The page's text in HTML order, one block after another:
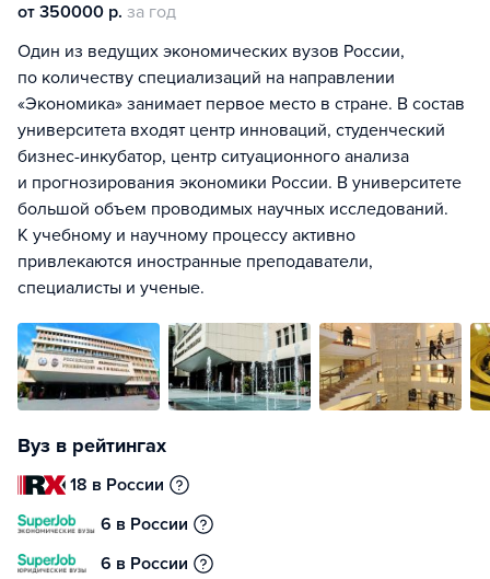
от 350000 р. за год
Один из ведущих экономических вузов России,
по количеству специализаций на направлении
«Экономика» занимает первое место в стране. В состав
университета входят центр инноваций, студенческий
бизнес-инкубатор, центр ситуационного анализа
и прогнозирования экономики России. В университете
большой объем проводимых научных исследований.
К учебному и научному процессу активно
привлекаются иностранные преподаватели,
специалисты и ученые.
Вуз в рейтингах
18 в России
6 в России
6 в России